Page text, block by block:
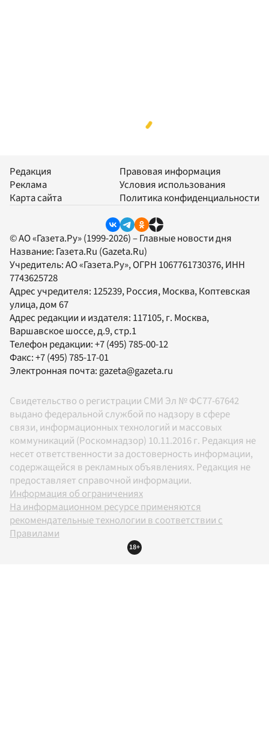
Редакция
Реклама
Карта сайта
Правовая информация
Условия использования
Политика конфиденциальности
© АО «Газета.Ру» (1999-2026) – Главные новости дня
Название: Газета.Ru (Gazeta.Ru)
Учредитель:АО «Газета.Ру», ОГРН 1067761730376, ИНН
7743625728
Адрес учредителя: 125239, Россия, Москва, Коптевская
улица, дом 67
Адрес редакции и издателя: 117105, г. Москва,
Варшавское шоссе, д.9, стр.1
Телефон редакции:+7 (495) 785-00-12
Факс:+7 (495) 785-17-01
Электронная почта: gazeta@gazeta.ru
Свидетельство о регистрации СМИ Эл № ФС77-67642
выдано федеральной службой по надзору в сфере
связи, информационных технологий и массовых
коммуникаций (Роскомнадзор) 10.11.2016 г. Редакция не
несет ответственности за достоверность информации,
содержащейся в рекламных объявлениях. Редакция не
предоставляет справочной информации.
Информация об ограничениях
На информационном ресурсе применяются
рекомендательные технологии в соответствии с
Правилами
18+